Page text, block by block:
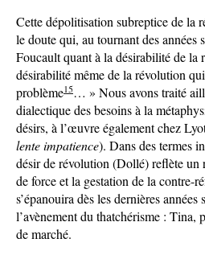
Cette dépolitisation subreptice de la
le doute qui, au tournant des années
Foucault quant à la désirabilité de la
désirabilité même de la révolution
problème15… » Nous avons traité
dialectique des besoins à la
désirs, à l’œuvre également chez
lente impatience). Dans des termes
désir de révolution (Dollé) reflète un
de force et la gestation de la contre-
s’épanouira dès les dernières
l’avènement du thatchérisme : Tina,
de marché.